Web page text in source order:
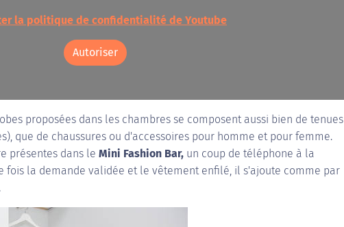
la politique de confidentialité de Youtube
Autoriser
proposées dans les chambres se composent aussi bien de tenues
que de chaussures ou d'accessoires pour homme et pour femme.
présentes dans le Mini Fashion Bar, un coup de téléphone à la
fois la demande validée et le vêtement enfilé, il s'ajoute comme par